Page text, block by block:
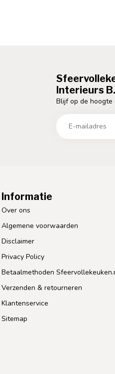
Interieurs
Blijf op de hoogte
Informatie
Over ons
Algemene voorwaarden
Disclaimer
Privacy Policy
Betaalmethoden
Verzenden & retourneren
Klantenservice
Sitemap